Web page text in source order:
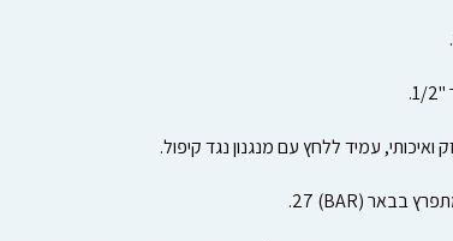
ואיכותי, עמיד ללחץ עם מנגנון נגד קיפול.